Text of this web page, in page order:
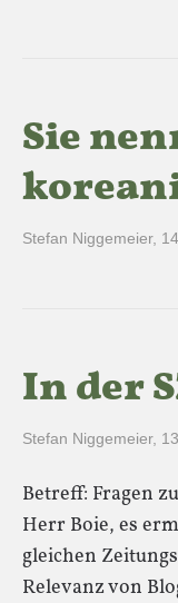
Sie
Stefan Niggemeier,
In der
Stefan Niggemeier,
Betreff: Fragen
Herr Boie, es
gleichen
Relevanz von